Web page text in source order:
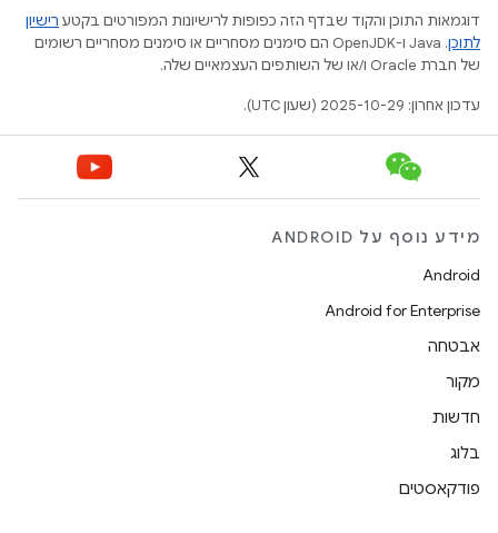
דוגמאות התוכן והקוד שבדף הזה כפופות לרישיונות המפורטים בקטע רישיון
לתוכן
.‏ Java ו-OpenJDK הם סימנים מסחריים או סימנים מסחריים רשומים
של חברת Oracle ו/או של השותפים העצמאיים שלה.
עדכון אחרון: 2025-10-29 (שעון UTC).
מידע נוסף על ANDROID
Android
Android for Enterprise
אבטחה
מקור
חדשות
בלוג
פודקאסטים